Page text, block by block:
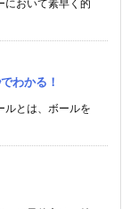
において素早く的
わかる！
ルとは、ボールを